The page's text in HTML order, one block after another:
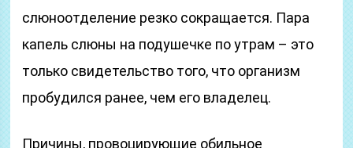
слюноотделение резко сокращается. Пара
капель слюны на подушечке по утрам – это
только свидетельство того, что организм
пробудился ранее, чем его владелец.
Причины, провоцирующие обильное